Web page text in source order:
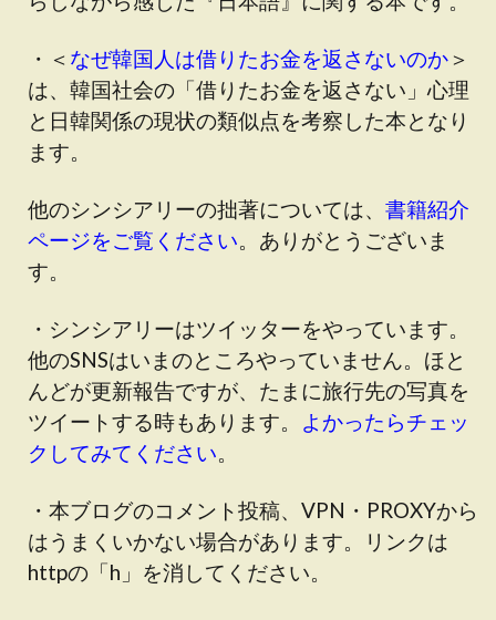
・＜ なぜ韓国人は借りたお金を返さないのか＞
は、韓国社会の「借りたお金を返さない」心理
と日韓関係の現状の類似点を考察した本となり
ます。
他のシンシアリーの拙著については、 書籍紹介
ページをご覧ください。ありがとうございま
す。
・シンシアリーはツイッターをやっています。
他のSNSはいまのところやっていません。ほと
んどが更新報告ですが、たまに旅行先の写真を
ツイートする時もあります。 よかったらチェッ
クしてみてください。
・本ブログのコメント投稿、VPN・PROXYから
はうまくいかない場合があります。リンクは
httpの「h」を消してください。